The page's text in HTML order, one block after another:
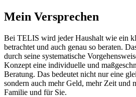
Mein Versprechen
Bei TELIS wird jeder Haushalt wie ein
betrachtet und auch genau so beraten.
durch seine systematische
Konzept eine individuelle und
Beratung. Das bedeutet nicht nur eine
sondern auch mehr Geld, mehr Zeit und
Familie und für Sie.